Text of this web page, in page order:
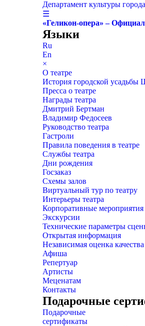
Департамент культуры
☰
«Геликон-опера» –
Языки
Ru
En
×
О театре
История городской
Пресса о театре
Награды театра
Дмитрий Бертман
Владимир Федосеев
Руководство театра
Гастроли
Правила поведения в театре
Службы театра
Дни рождения
Госзаказ
Схемы залов
Виртуальный тур по театру
Интерьеры театра
Корпоративные мероприятия
Экскурсии
Технические параметры
Открытая информация
Независимая оценка качества
Афиша
Репертуар
Артисты
Меценатам
Контакты
Подарочные
Подарочные
сертификаты